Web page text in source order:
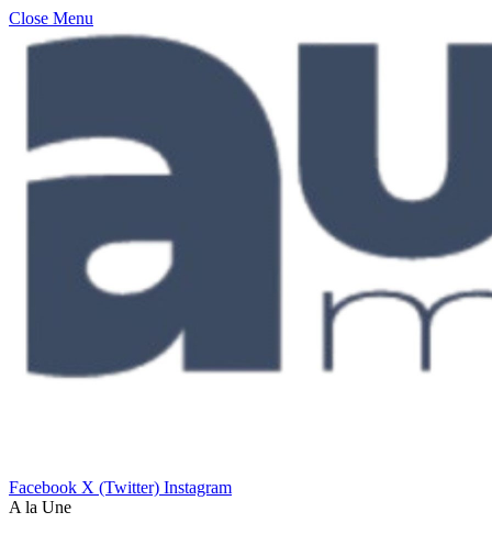
Close Menu
Facebook X (Twitter) Instagram
A la Une